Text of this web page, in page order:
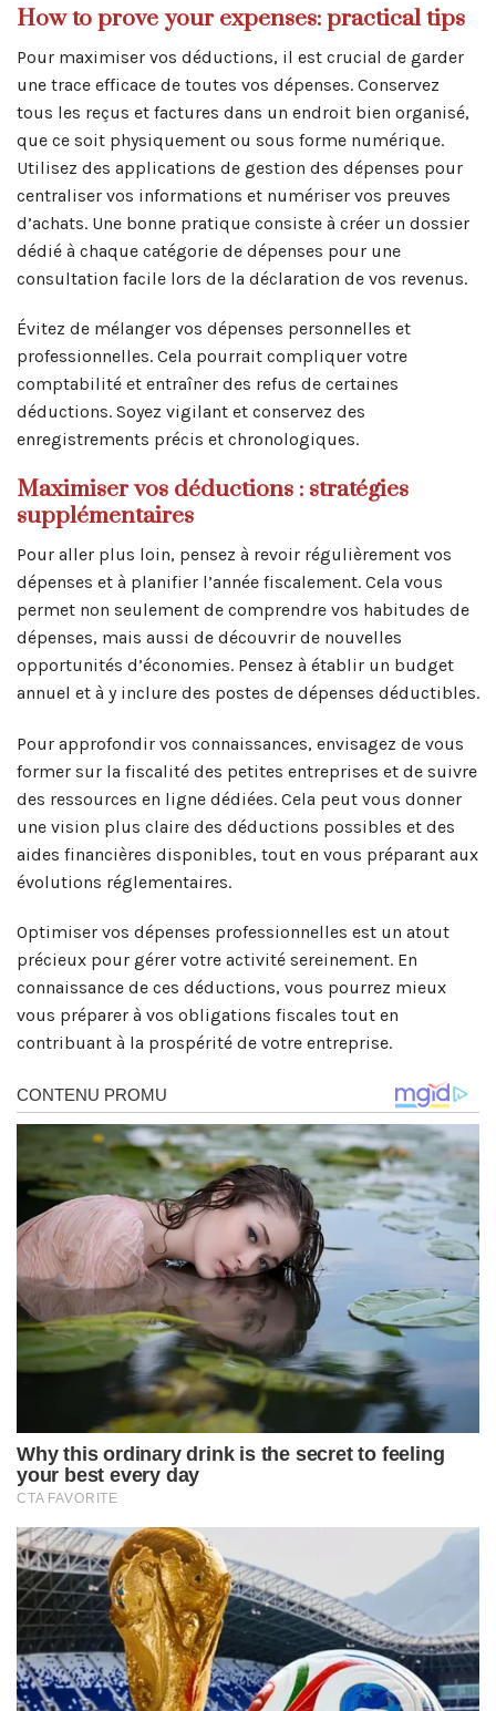
How to prove your expenses: practical tips
Pour maximiser vos déductions, il est crucial de garder
une trace efficace de toutes vos dépenses. Conservez
tous les reçus et factures dans un endroit bien organisé,
que ce soit physiquement ou sous forme numérique.
Utilisez des applications de gestion des dépenses pour
centraliser vos informations et numériser vos preuves
d’achats. Une bonne pratique consiste à créer un dossier
dédié à chaque catégorie de dépenses pour une
consultation facile lors de la déclaration de vos revenus.
Évitez de mélanger vos dépenses personnelles et
professionnelles. Cela pourrait compliquer votre
comptabilité et entraîner des refus de certaines
déductions. Soyez vigilant et conservez des
enregistrements précis et chronologiques.
Maximiser vos déductions : stratégies
supplémentaires
Pour aller plus loin, pensez à revoir régulièrement vos
dépenses et à planifier l’année fiscalement. Cela vous
permet non seulement de comprendre vos habitudes de
dépenses, mais aussi de découvrir de nouvelles
opportunités d’économies. Pensez à établir un budget
annuel et à y inclure des postes de dépenses déductibles.
Pour approfondir vos connaissances, envisagez de vous
former sur la fiscalité des petites entreprises et de suivre
des ressources en ligne dédiées. Cela peut vous donner
une vision plus claire des déductions possibles et des
aides financières disponibles, tout en vous préparant aux
évolutions réglementaires.
Optimiser vos dépenses professionnelles est un atout
précieux pour gérer votre activité sereinement. En
connaissance de ces déductions, vous pourrez mieux
vous préparer à vos obligations fiscales tout en
contribuant à la prospérité de votre entreprise.